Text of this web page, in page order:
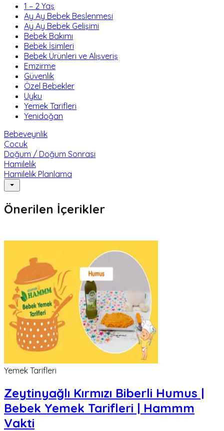
1 – 2 Yaş
Ay Ay Bebek Beslenmesi
Ay Ay Bebek Gelişimi
Bebek Bakımı
Bebek İsimleri
Bebek Ürünleri ve Alışveriş
Emzirme
Güvenlik
Özel Bebekler
Uyku
Yemek Tarifleri
Yenidoğan
Bebeveynlik
Çocuk
Doğum / Doğum Sonrası
Hamilelik
Hamilelik Planlama
Önerilen İçerikler
Yemek Tarifleri
Zeytinyağlı Kırmızı Biberli Humus |
Bebek Yemek Tarifleri | Hammm
Vakti